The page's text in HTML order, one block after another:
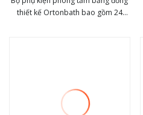
thiết kế Ortonbath bao gồm 24